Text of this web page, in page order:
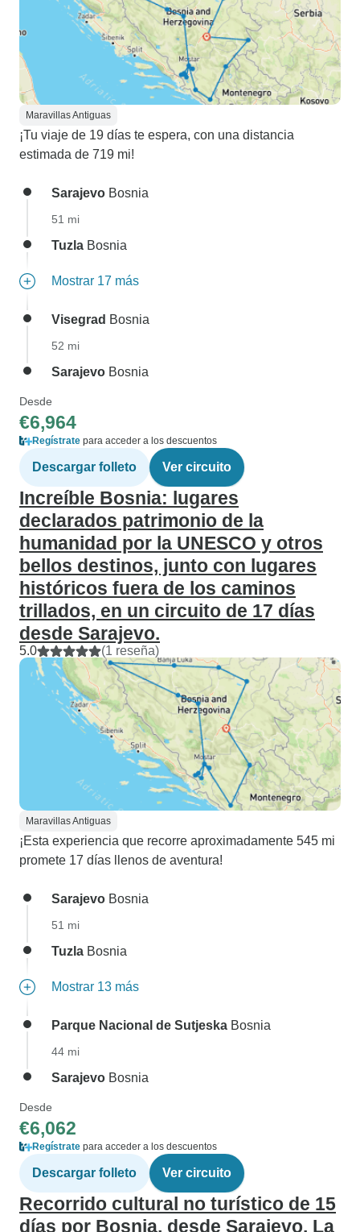
Maravillas Antiguas
¡Tu viaje de 19 días te espera, con una distancia
estimada de 719 mi!
Sarajevo Bosnia
51 mi
Tuzla Bosnia
Mostrar 17 más
Visegrad Bosnia
52 mi
Sarajevo Bosnia
Desde
€6,964
Regístrate para acceder a los descuentos
Descargar folleto Ver circuito
Increíble Bosnia: lugares
declarados patrimonio de la
humanidad por la UNESCO y otros
bellos destinos, junto con lugares
históricos fuera de los caminos
trillados, en un circuito de 17 días
desde Sarajevo.
5.0 (1 reseña)
Maravillas Antiguas
¡Esta experiencia que recorre aproximadamente 545 mi
promete 17 días llenos de aventura!
Sarajevo Bosnia
51 mi
Tuzla Bosnia
Mostrar 13 más
Parque Nacional de Sutjeska Bosnia
44 mi
Sarajevo Bosnia
Desde
€6,062
Regístrate para acceder a los descuentos
Descargar folleto Ver circuito
Recorrido cultural no turístico de 15
días por Bosnia, desde Sarajevo. La